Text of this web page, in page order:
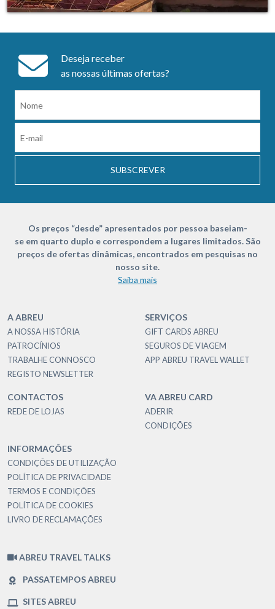
Deseja receber
as nossas últimas ofertas?
SUBSCREVER
Os preços “desde” apresentados por pessoa baseiam-
se em quarto duplo e correspondem a lugares limitados. São
preços de ofertas dinâmicas, encontrados em pesquisas no
nosso site.
Saiba mais
A ABREU
A NOSSA HISTÓRIA
PATROCÍNIOS
TRABALHE CONNOSCO
REGISTO NEWSLETTER
SERVIÇOS
GIFT CARDS ABREU
SEGUROS DE VIAGEM
APP ABREU TRAVEL WALLET
CONTACTOS
REDE DE LOJAS
VA ABREU CARD
ADERIR
CONDIÇÕES
INFORMAÇÕES
CONDIÇÕES DE UTILIZAÇÃO
POLÍTICA DE PRIVACIDADE
TERMOS E CONDIÇÕES
POLÍTICA DE COOKIES
LIVRO DE RECLAMAÇÕES
ABREU TRAVEL TALKS
PASSATEMPOS ABREU
SITES ABREU